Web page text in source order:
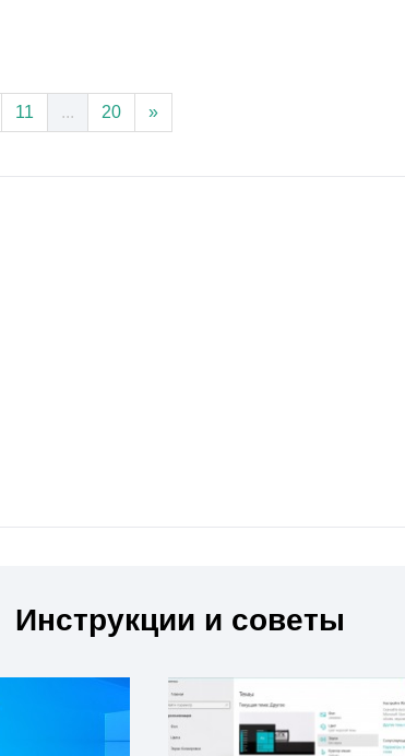
11 ... 20 »
Инструкции и советы